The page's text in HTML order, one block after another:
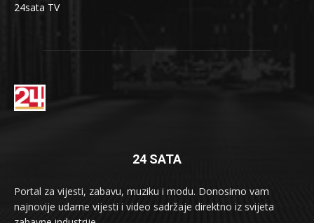
24sata TV
24 SATA
Portal za vijesti, zabavu, muziku i modu. Donosimo vam
najnovije udarne vijesti i video sadržaje direktno iz svijeta